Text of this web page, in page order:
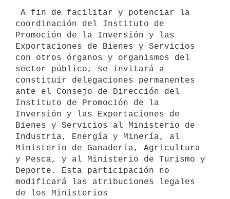
coordinación del Instituto de
Promoción de la Inversión y las
Exportaciones de Bienes y Servicios
con otros órganos y organismos del
sector público, se invitará a
constituir delegaciones permanentes
ante el Consejo de Dirección del
Instituto de Promoción de la
Inversión y las Exportaciones de
Bienes y Servicios al Ministerio de
Industria, Energía y Minería, al
Ministerio de Ganadería, Agricultura
y Pesca, y al Ministerio de Turismo y
Deporte. Esta participación no
modificará las atribuciones legales
de los Ministerios